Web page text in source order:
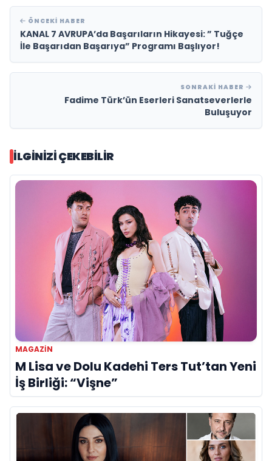
ÖNCEKI HABER
KANAL 7 AVRUPA’da Başarıların Hikayesi: ” Tuğçe
İle Başarıdan Başarıya” Programı Başlıyor!
SONRAKI HABER
Fadime Türk’ün Eserleri Sanatseverlerle
Buluşuyor
İLGINIZI ÇEKEBILIR
MAGAZİN
M Lisa ve Dolu Kadehi Ters Tut’tan Yeni
İş Birliği: “Vişne”